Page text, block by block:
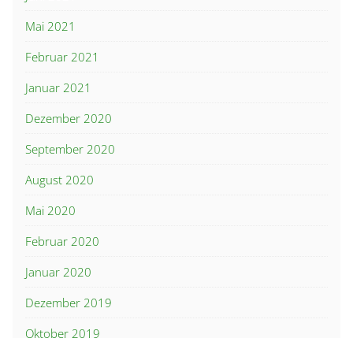
Mai 2021
Februar 2021
Januar 2021
Dezember 2020
September 2020
August 2020
Mai 2020
Februar 2020
Januar 2020
Dezember 2019
Oktober 2019